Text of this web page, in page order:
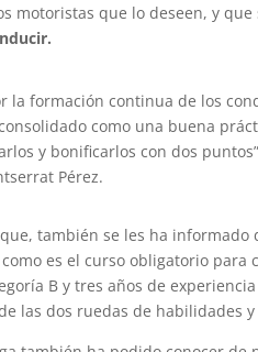
motoristas que lo deseen, y que
la formación continua de los
como una buena
y bonificarlos con dos
Pérez.
también se les ha
es el curso obligatorio
B y tres años de
las dos ruedas de habilidades